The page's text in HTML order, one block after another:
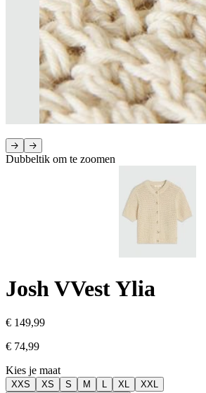
Dubbeltik om te zoomen
Josh VVest Ylia
€ 149,99
€ 74,99
Kies je maat
XXS XS S M L XL
XXL